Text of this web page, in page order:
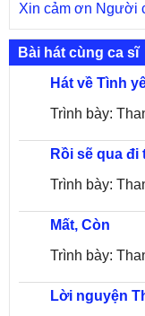
Xin cảm ơn Người
Bài hát cùng ca sĩ
Hát về Tình
Trình bày:
Rồi sẽ qua đi
Trình bày:
Mất, Còn
Trình bày:
Lời nguyện